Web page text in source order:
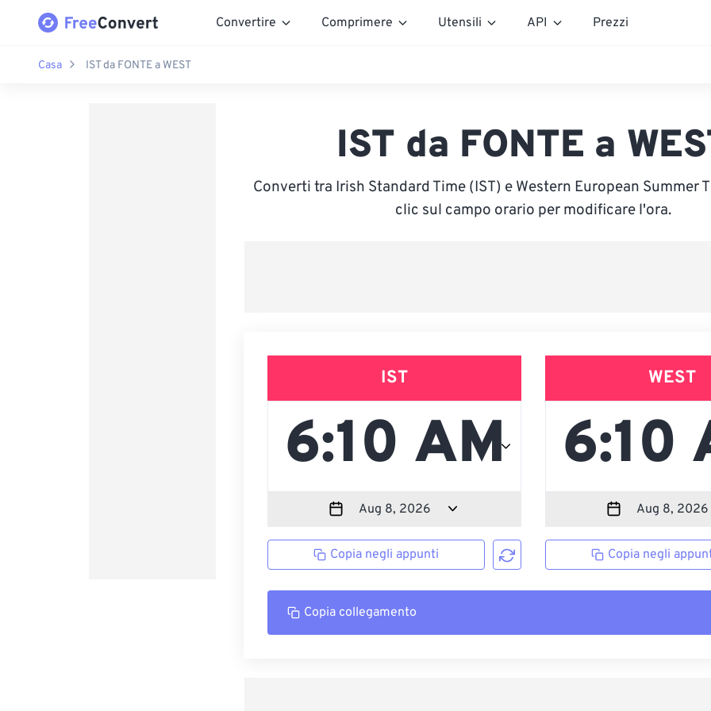
Convertire Comprimere Utensili API Prezzi
Casa IST da FONTE a WEST
IST da FONTE a
Converti tra Irish Standard Time (IST) e Western European Summer
clic sul campo orario per modificare l'ora.
IST
Copia negli appunti
WEST
Copia negli
Copia collegamento